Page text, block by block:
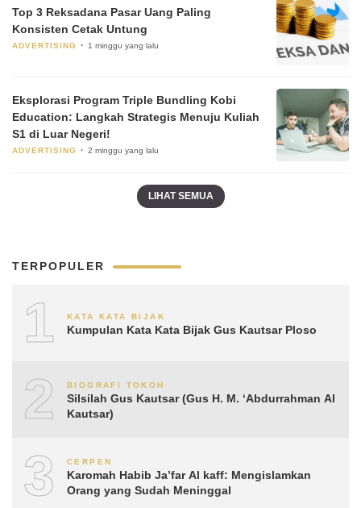
Top 3 Reksadana Pasar Uang Paling
Konsisten Cetak Untung
ADVERTISING 1 minggu yang lalu
Eksplorasi Program Triple Bundling Kobi
Education: Langkah Strategis Menuju Kuliah
S1 di Luar Negeri!
ADVERTISING 2 minggu yang lalu
LIHAT SEMUA
TERPOPULER
1 KATA KATA BIJAK
Kumpulan Kata Kata Bijak Gus Kautsar Ploso
2 BIOGRAFI TOKOH
Silsilah Gus Kautsar (Gus H. M. ‘Abdurrahman Al
Kautsar)
3 CERPEN
Karomah Habib Ja’far Al kaff: Mengislamkan
Orang yang Sudah Meninggal